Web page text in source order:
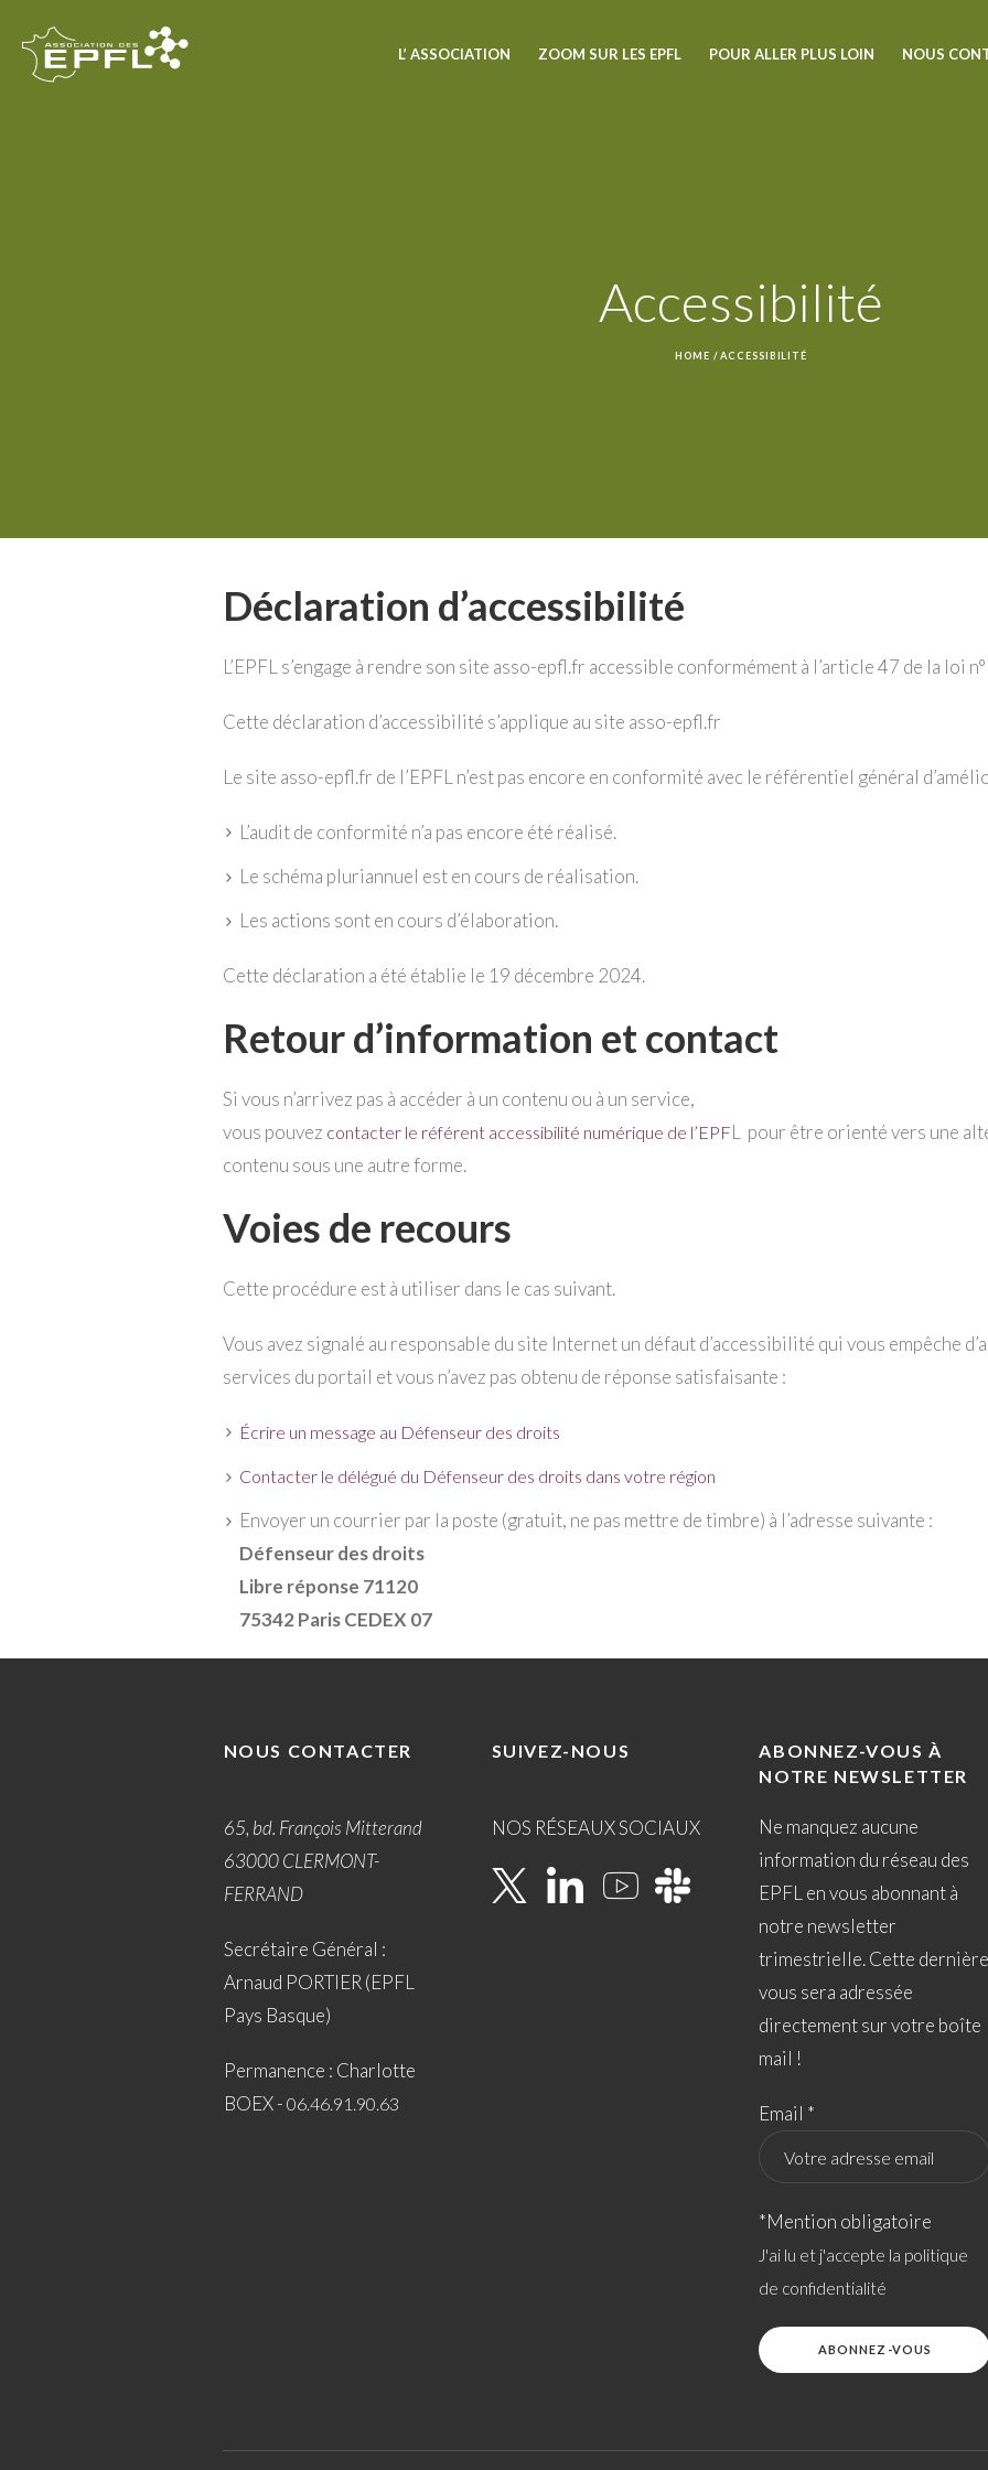
L’ ASSOCIATION ZOOM SUR LES EPFL POUR ALLER PLUS LOIN NOUS
Accessibilité
HOME /ACCESSIBILITÉ
Déclaration d’accessibilité
L’EPFL s’engage à rendre son site asso-epfl.fr accessible conformément à l’article 47 de la loi
Cette déclaration d’accessibilité s’applique au site asso-epfl.fr
Le site asso-epfl.fr de l’EPFL n’est pas encore en conformité avec le référentiel général
L’audit de conformité n’a pas encore été réalisé.
Le schéma pluriannuel est en cours de réalisation.
Les actions sont en cours d’élaboration.
Cette déclaration a été établie le 19 décembre 2024.
Retour d’information et contact
Si vous n’arrivez pas à accéder à un contenu ou à un service,
vous pouvez contacter le référent accessibilité numérique de l’EPFL pour être orienté vers une
contenu sous une autre forme.
Voies de recours
Cette procédure est à utiliser dans le cas suivant.
Vous avez signalé au responsable du site Internet un défaut d’accessibilité qui vous empêche
services du portail et vous n’avez pas obtenu de réponse satisfaisante :
Écrire un message au Défenseur des droits
Contacter le délégué du Défenseur des droits dans votre région
Envoyer un courrier par la poste (gratuit, ne pas mettre de timbre) à l’adresse suivante :
Défenseur des droits
Libre réponse 71120
75342 Paris CEDEX 07
NOUS CONTACTER
65, bd. François Mitterand
63000 CLERMONT-
FERRAND
Secrétaire Général :
Arnaud PORTIER (EPFL
Pays Basque)
Permanence : Charlotte
BOEX - 06.46.91.90.63
SUIVEZ-NOUS
NOS RÉSEAUX SOCIAUX
ABONNEZ-VOUS À
NOTRE NEWSLETTER
Ne manquez aucune
information du réseau des
EPFL en vous abonnant à
notre newsletter
trimestrielle. Cette
vous sera adressée
directement sur votre boîte
mail !
Email *
*Mention obligatoire
J'ai lu et j'accepte la politique
de confidentialité